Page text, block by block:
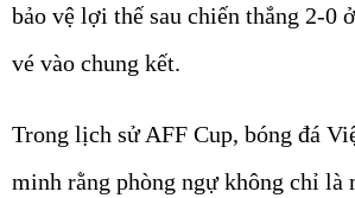
bảo vệ lợi thế sau chiến thắng 2-0
vé vào chung kết.
Trong lịch sử AFF Cup, bóng đá
minh rằng phòng ngự không chỉ là